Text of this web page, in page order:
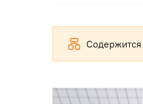
Содержится